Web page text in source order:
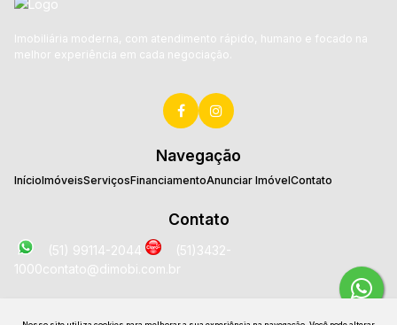
Imobiliária moderna, com atendimento rápido, humano e focado na
melhor experiência em cada negociação.
Navegação
InícioImóveisServiçosFinanciamentoAnunciar ImóvelContato
Contato
(51) 99114-2044
(51)3432-
1000contato@dimobi.com.br